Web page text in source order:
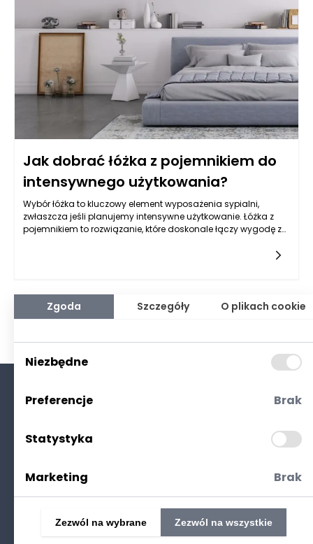
i strat, również stanowią istotny element wymagany przez
banki. Dobrze jest rozważyć także dostarczenie prognoz
finansowych i planów rozwoju, które mogą potwierdzić
zdolność firmy do spłaty pożyczki. Zbierając te wszystkie
informacje, przyszły pożyczkobiorca może znacząco ułatwić
proces weryfikacji.
Jak dobrać łóżka z pojemnikiem do
intensywnego użytkowania?
Wybór łóżka to kluczowy element wyposażenia sypialni,
zwłaszcza jeśli planujemy intensywne użytkowanie. Łóżka z
pojemnikiem to rozwiązanie, które doskonale łączy wygodę z
wpłyną na komfort i trwałość użytkowania.
Polityka prywatności
Zgoda Szczegóły O plikach cookie
Niezbędne
Preferencje Brak
Statystyka
Marketing Brak
Zezwól na wybrane Zezwól na wszystkie